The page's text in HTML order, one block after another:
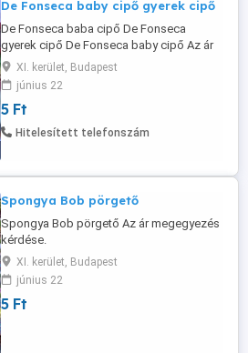
De Fonseca baby cipő gyerek cipő
De Fonseca baba cipő De Fonseca
gyerek cipő De Fonseca baby cipő Az ár
megegyezés kérdése. Nem használt,
eredeti dobozában.
XI. kerület, Budapest
június 22
5 Ft
Hitelesített telefonszám
Spongya Bob pörgető
Spongya Bob pörgető Az ár megegyezés
kérdése.
XI. kerület, Budapest
június 22
5 Ft